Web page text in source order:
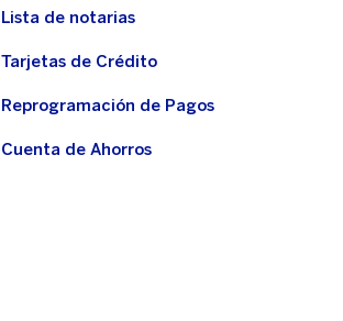
Lista de notarias
Tarjetas de Crédito
Reprogramación de Pagos
Cuenta de Ahorros